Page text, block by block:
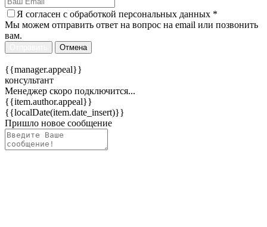
Я согласен c обработкой персональных данных *
Мы можем отправить ответ на вопрос на email или позвонить
вам.
Отмена
{{manager.appeal}}
консультант
Менеджер скоро подключится...
{{item.author.appeal}}
{{localDate(item.date_insert)}}
Пришло новое сообщение